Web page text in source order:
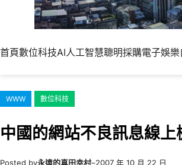
首頁數位科技AI人工智慧聰明採購電子娛樂
WWW 數位科技
中國的網站不良訊息線上
Posted by永遠的真田幸村–2007 年 10 月 22 日